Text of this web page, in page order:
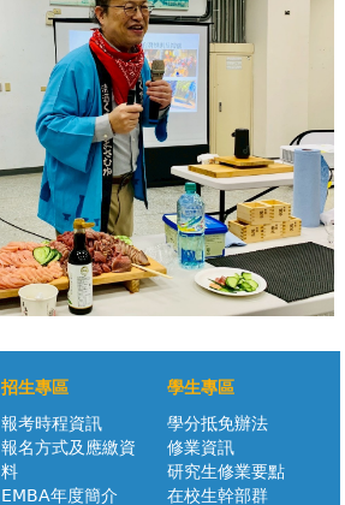
招生專區
報考時程資訊
報名方式及應繳資
料
EMBA年度簡介
學生專區
學分抵免辦法
修業資訊
研究生修業要點
在校生幹部群